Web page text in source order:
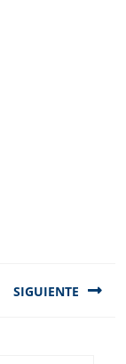
SIGUIENTE